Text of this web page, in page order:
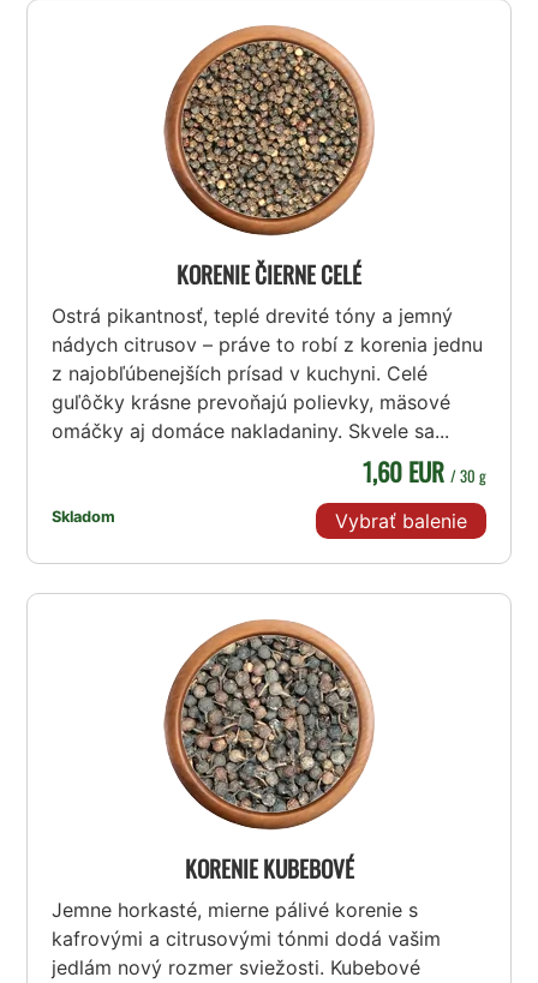
KORENIE ČIERNE CELÉ
Ostrá pikantnosť, teplé drevité tóny a jemný
nádych citrusov – práve to robí z korenia jednu
z najobľúbenejších prísad v kuchyni. Celé
guľôčky krásne prevoňajú polievky, mäsové
omáčky aj domáce nakladaniny. Skvele sa...
Skladom
1,60 EUR / 30 g
Vybrať balenie
KORENIE KUBEBOVÉ
Jemne horkasté, mierne pálivé korenie s
kafrovými a citrusovými tónmi dodá vašim
jedlám nový rozmer sviežosti. Kubebové